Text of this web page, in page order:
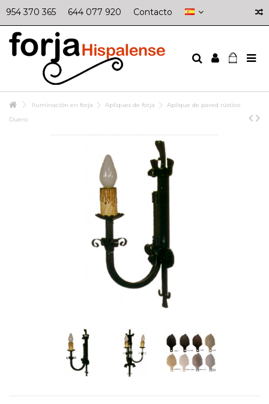
954 370 365 644 077 920 Contacto
Iluminación en forja Apliques de forja
Aplique de pared rústico
Duero